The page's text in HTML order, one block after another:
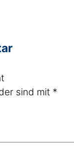
sind mit *